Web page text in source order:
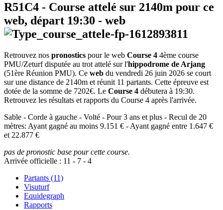
R51C4 - Course attelé sur 2140m pour ce
web, départ 19:30 - web
Retrouvez nos pronostics pour le web Course 4 4ème course
PMU/Zeturf disputée au trot attelé sur l'hippodrome de Arjang
(51ère Réunion PMU). Ce web du vendredi 26 juin 2026 se court
sur une distance de 2140m et réunit 11 partants. Cette épreuve est
dotée de la somme de 7202€. Le Course 4 débutera à 19:30.
Retrouvez les résultats et rapports du Course 4 après l'arrivée.
Sable - Corde à gauche - Volté - Pour 3 ans et plus - Recul de 20
mètres: Ayant gagné au moins 9.151 € - Ayant gagné entre 1.647 €
et 22.877 €
pas de pronostic base pour cette course.
Arrivée officielle : 11 - 7 - 4
Partants (11)
Visuturf
Equidegraph
Rapports